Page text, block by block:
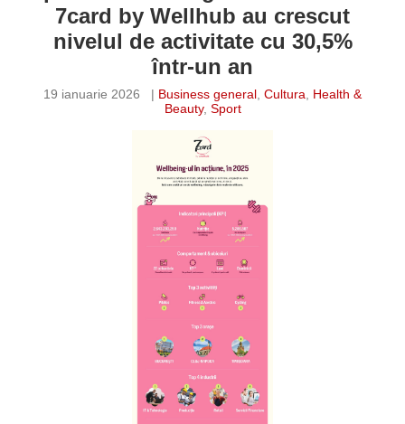
7card by Wellhub au crescut
nivelul de activitate cu 30,5%
într-un an
19 ianuarie 2026 | Business general, Cultura, Health &
Beauty, Sport